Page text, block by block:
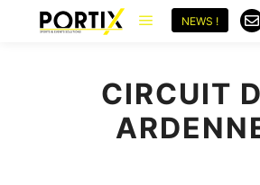
NEWS !
CIRCUIT